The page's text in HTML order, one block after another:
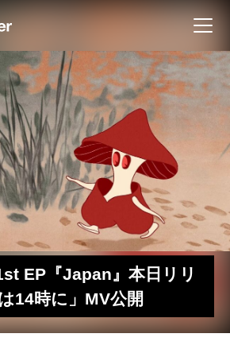
EP『Japan』本日リリ
14時に」MV公開